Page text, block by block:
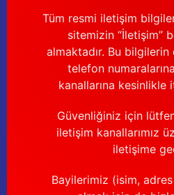
Tüm resmi iletişim
sitemizin “İletişim”
almaktadır. Bu bilgilerin
telefon
kanallarına kesinlikle
Güvenliğiniz için
iletişim kanallarımız
iletişime
Bayilerimiz (isim,